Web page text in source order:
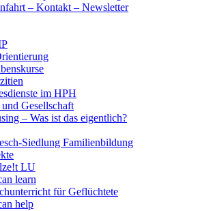
– Kontakt – Newsletter
im HPH
Gesellschaft
– Was ist das eigentlich?
Siedlung Familienbildung
LU
learn
für Geflüchtete
help